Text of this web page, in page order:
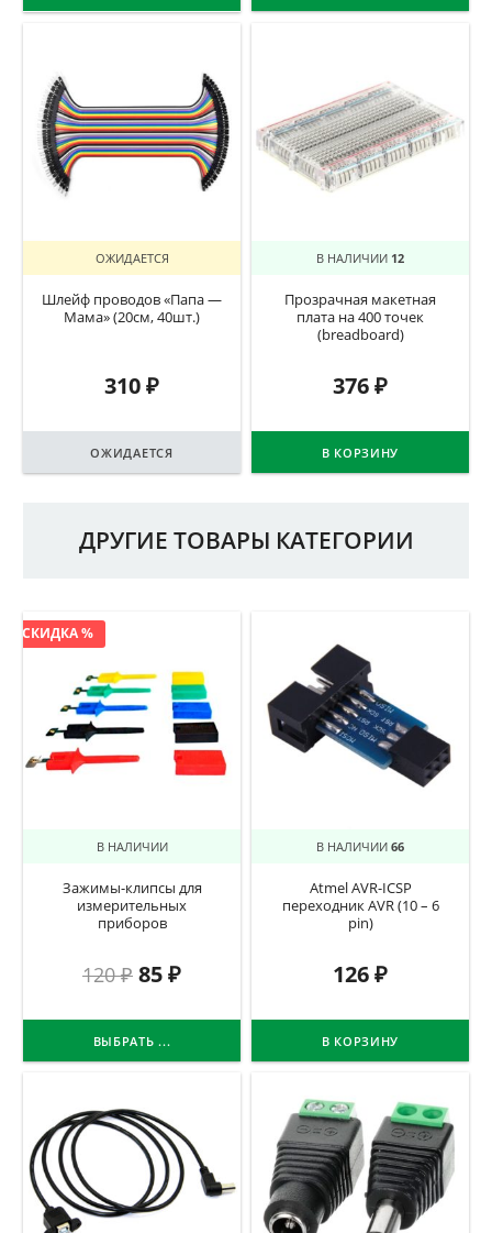
ОЖИДАЕТСЯ
Шлейф проводов «Папа —
Мама» (20см, 40шт.)
310₽
ОЖИДАЕТСЯ
В НАЛИЧИИ 12
Прозрачная макетная
плата на 400 точек
(breadboard)
376₽
В КОРЗИНУ
ДРУГИЕ ТОВАРЫ КАТЕГОРИИ
СКИДКА %
В НАЛИЧИИ
Зажимы-клипсы для
измерительных
приборов
120₽ 85₽
ВЫБРАТЬ ...
В НАЛИЧИИ 66
Atmel AVR-ICSP
переходник AVR (10 – 6
pin)
126₽
В КОРЗИНУ